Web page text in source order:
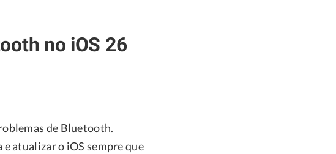
no iOS 26
de Bluetooth.
atualizar o iOS sempre que